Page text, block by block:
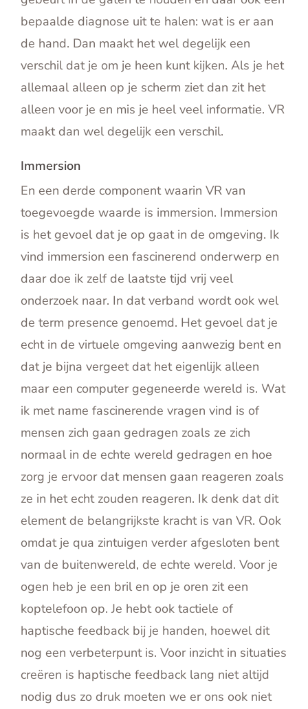
bepaalde diagnose uit te halen: wat is er aan
de hand. Dan maakt het wel degelijk een
verschil dat je om je heen kunt kijken. Als je het
allemaal alleen op je scherm ziet dan zit het
alleen voor je en mis je heel veel informatie. VR
maakt dan wel degelijk een verschil.
Immersion
En een derde component waarin VR van
toegevoegde waarde is immersion. Immersion
is het gevoel dat je op gaat in de omgeving. Ik
vind immersion een fascinerend onderwerp en
daar doe ik zelf de laatste tijd vrij veel
onderzoek naar. In dat verband wordt ook wel
de term presence genoemd. Het gevoel dat je
echt in de virtuele omgeving aanwezig bent en
dat je bijna vergeet dat het eigenlijk alleen
maar een computer gegeneerde wereld is. Wat
ik met name fascinerende vragen vind is of
mensen zich gaan gedragen zoals ze zich
normaal in de echte wereld gedragen en hoe
zorg je ervoor dat mensen gaan reageren zoals
ze in het echt zouden reageren. Ik denk dat dit
element de belangrijkste kracht is van VR. Ook
omdat je qua zintuigen verder afgesloten bent
van de buitenwereld, de echte wereld. Voor je
ogen heb je een bril en op je oren zit een
koptelefoon op. Je hebt ook tactiele of
haptische feedback bij je handen, hoewel dit
nog een verbeterpunt is. Voor inzicht in situaties
creëren is haptische feedback lang niet altijd
nodig dus zo druk moeten we er ons ook niet